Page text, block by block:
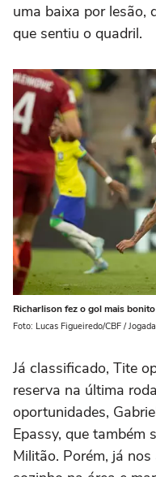
uma baixa por lesão,
que sentiu o quadril.
Richarlison fez o gol mais
Foto: Lucas Figueiredo/CBF /
Já classificado, Tite
reserva na última
oportunidades,
Epassy, que também
Militão. Porém, já